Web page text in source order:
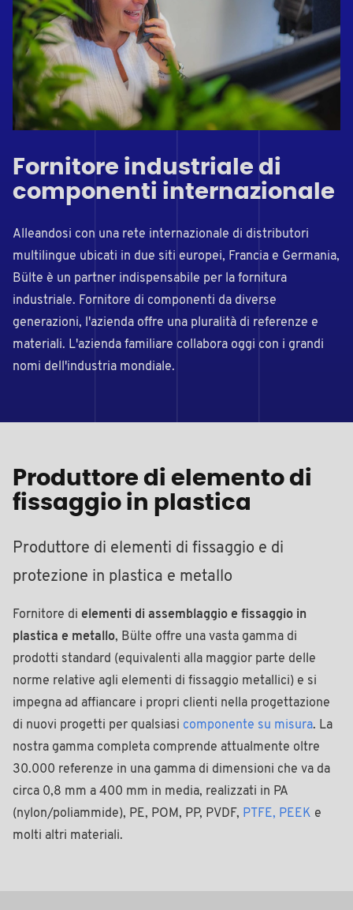
Fornitore industriale di
componenti internazionale
Alleandosi con una rete internazionale di distributori
multilingue ubicati in due siti europei, Francia e Germania,
Bülte è un partner indispensabile per la fornitura
industriale. Fornitore di componenti da diverse
generazioni, l'azienda offre una pluralità di referenze e
materiali. L'azienda familiare collabora oggi con i grandi
nomi dell'industria mondiale.
Produttore di elemento di
fissaggio in plastica
Produttore di elementi di fissaggio e di
protezione in plastica e metallo
Fornitore di elementi di assemblaggio e fissaggio in
plastica e metallo, Bülte offre una vasta gamma di
prodotti standard (equivalenti alla maggior parte delle
norme relative agli elementi di fissaggio metallici) e si
impegna ad affiancare i propri clienti nella progettazione
di nuovi progetti per qualsiasi componente su misura. La
nostra gamma completa comprende attualmente oltre
30.000 referenze in una gamma di dimensioni che va da
circa 0,8 mm a 400 mm in media, realizzati in PA
(nylon/poliammide), PE, POM, PP, PVDF, PTFE, PEEK e
molti altri materiali.